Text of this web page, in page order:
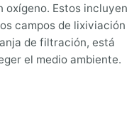
oxígeno. Estos incluyen
campos de lixiviación
de filtración, está
el medio ambiente.